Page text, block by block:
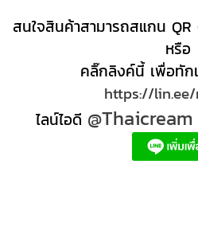
สนใจสินค้าสามารถสแกน QR
หรือ
คลิ๊กลิงค์นี้ เพื่อทัก
https://
ไลน์ไอดี @Thaicream